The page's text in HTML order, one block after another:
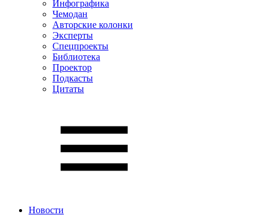
Инфографика
Чемодан
Авторские колонки
Эксперты
Спецпроекты
Библиотека
Проектор
Подкасты
Цитаты
Новости